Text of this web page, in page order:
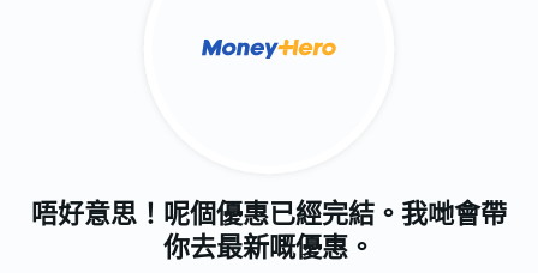
唔好意思！呢個優惠已經完結。我哋會帶
你去最新嘅優惠。